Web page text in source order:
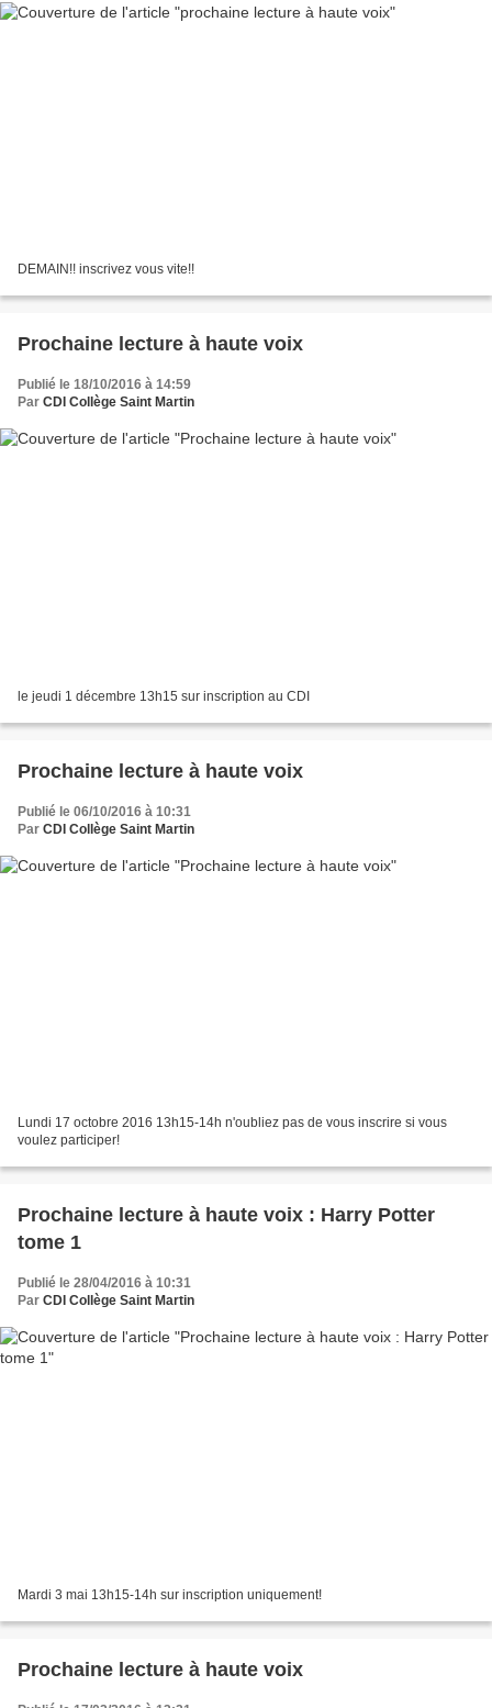
DEMAIN!! inscrivez vous vite!!
Prochaine lecture à haute voix
Publié le 18/10/2016 à 14:59
Par CDI Collège Saint Martin
le jeudi 1 décembre 13h15 sur inscription au CDI
Prochaine lecture à haute voix
Publié le 06/10/2016 à 10:31
Par CDI Collège Saint Martin
Lundi 17 octobre 2016 13h15-14h n'oubliez pas de vous inscrire si vous
voulez participer!
Prochaine lecture à haute voix : Harry Potter
tome 1
Publié le 28/04/2016 à 10:31
Par CDI Collège Saint Martin
Mardi 3 mai 13h15-14h sur inscription uniquement!
Prochaine lecture à haute voix